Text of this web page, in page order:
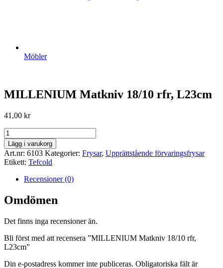
Möbler
MILLENIUM Matkniv 18/10 rfr, L23cm
41,00 kr
MILLENIUM
Matkniv
18/10
rfr,
L23cm
mängd
Lägg i varukorg
Art.nr: 6103 Kategorier: Frysar, Upprättstående förvaringsfrysar
Etikett: Tefcold
Recensioner (0)
Omdömen
Det finns inga recensioner än.
Bli först med att recensera ”MILLENIUM Matkniv 18/10 rfr,
L23cm”
Din e-postadress kommer inte publiceras. Obligatoriska fält är